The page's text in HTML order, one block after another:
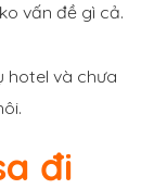
vấn đề gì cả.
hotel và chưa
đi